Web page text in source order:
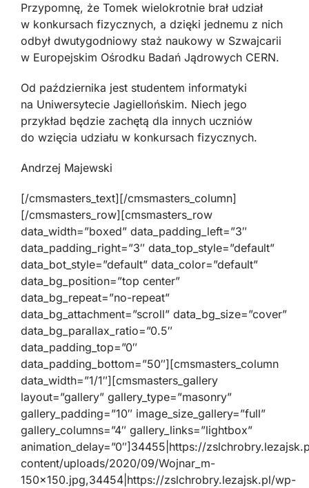
Przypomnę, że Tomek wielokrotnie brał udział
w konkursach fizycznych, a dzięki jednemu z nich
odbył dwutygodniowy staż naukowy w Szwajcarii
w Europejskim Ośrodku Badań Jądrowych CERN.
Od października jest studentem informatyki
na Uniwersytecie Jagiellońskim. Niech jego
przykład będzie zachętą dla innych uczniów
do wzięcia udziału w konkursach fizycznych.
Andrzej Majewski
[/cmsmasters_text][/cmsmasters_column]
[/cmsmasters_row][cmsmasters_row
data_width=”boxed” data_padding_left=”3″
data_padding_right=”3″ data_top_style=”default”
data_bot_style=”default” data_color=”default”
data_bg_position=”top center”
data_bg_repeat=”no-repeat”
data_bg_attachment=”scroll” data_bg_size=”cover”
data_bg_parallax_ratio=”0.5″
data_padding_top=”0″
data_padding_bottom=”50″][cmsmasters_column
data_width=”1/1″][cmsmasters_gallery
layout=”gallery” gallery_type=”masonry”
gallery_padding=”10″ image_size_gallery=”full”
gallery_columns=”4″ gallery_links=”lightbox”
animation_delay=”0″]34455|https://
content/uploads/2020/09/Wojnar_m-
150×150.jpg,34454|https://zslchrobry.lezajsk.pl/wp-